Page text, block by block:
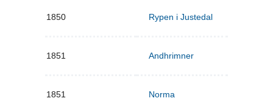
1850 Rypen i Justedal
1851 Andhrimner
1851 Norma